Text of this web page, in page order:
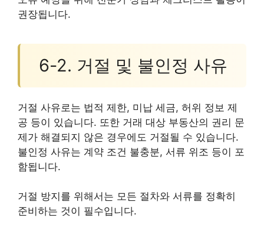
권장됩니다.
6-2. 거절 및 불인정 사유
거절 사유로는 법적 제한, 미납 세금, 허위 정보 제
공 등이 있습니다. 또한 거래 대상 부동산의 권리 문
제가 해결되지 않은 경우에도 거절될 수 있습니다.
불인정 사유는 계약 조건 불충분, 서류 위조 등이 포
함됩니다.
거절 방지를 위해서는 모든 절차와 서류를 정확히
준비하는 것이 필수입니다.